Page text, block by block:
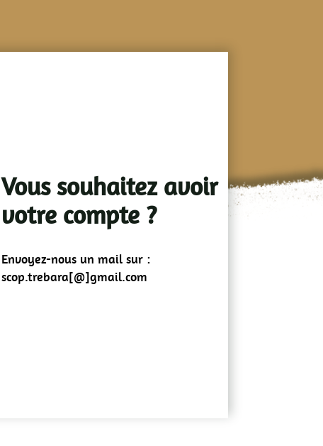
Vous souhaitez avoir
votre compte ?
Envoyez-nous un mail sur :
scop.trebara[@]gmail.com